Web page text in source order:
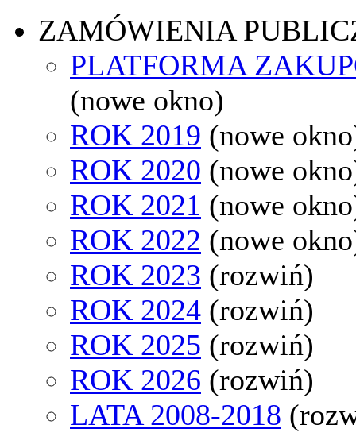
ZAMÓWIENIA
PLATFORMA
(nowe okno)
ROK 2019 (nowe
ROK 2020 (nowe
ROK 2021 (nowe
ROK 2022 (nowe
ROK 2023 (rozwiń)
ROK 2024 (rozwiń)
ROK 2025 (rozwiń)
ROK 2026 (rozwiń)
LATA 2008-2018